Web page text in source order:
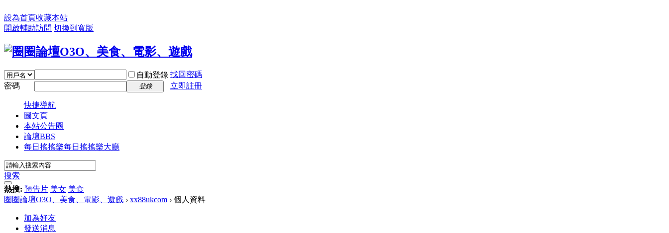
設為首頁收藏本站
開啟輔助訪問 切換到寬版
自動登錄 找回密碼
密碼
登錄 立即註冊
快捷導航
圖文頁
本站公告圈
論壇BBS
每日搖搖樂每日搖搖樂大廳
搜索
熱搜: 預告片 美女 美食
圈圈論壇O3O、美食、電影、遊戲 › xx88ukcom › 個人資料
加為好友
發送消息